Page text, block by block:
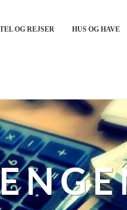
OG REJSER HUS OG HAVE